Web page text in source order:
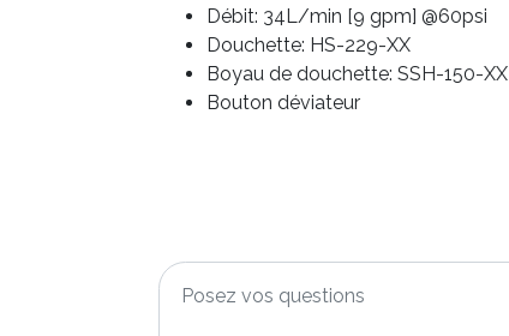
Débit: 34L/min [9 gpm] @60psi
Douchette: HS-229-XX
Boyau de douchette: SSH-150-XX
Bouton déviateur
Posez
vos